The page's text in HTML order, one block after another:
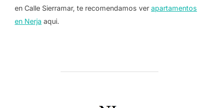
en Calle Sierramar, te recomendamos ver apartamentos
en Nerja aqui.